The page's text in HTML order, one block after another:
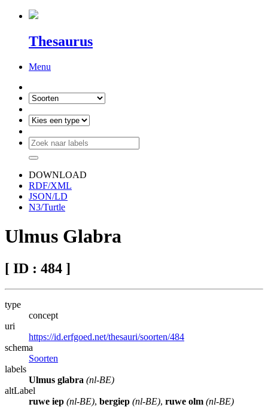
Thesaurus
Menu
DOWNLOAD
RDF/XML
JSON/LD
N3/Turtle
Ulmus Glabra
[ ID : 484 ]
type
concept
uri
https://id.erfgoed.net/thesauri/soorten/484
schema
Soorten
labels
Ulmus glabra (nl-BE)
altLabel
ruwe iep (nl-BE), bergiep (nl-BE), ruwe olm (nl-BE)